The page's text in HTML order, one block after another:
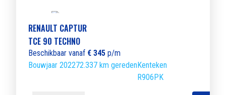
RENAULT CAPTUR
TCE 90 TECHNO
Beschikbaar vanaf € 345 p/m
Bouwjaar 202272.337 km geredenKenteken
R906PK